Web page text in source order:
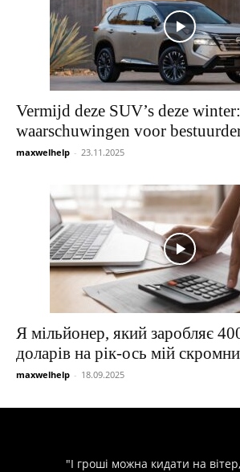
Vermijd deze SUV’s deze
waarschuwingen voor
maxwelhelp - 23.11.2025
Я мільйонер, який заробляє
доларів на рік-ось мій
maxwelhelp - 18.09.2025
"І гроші можна кидати на